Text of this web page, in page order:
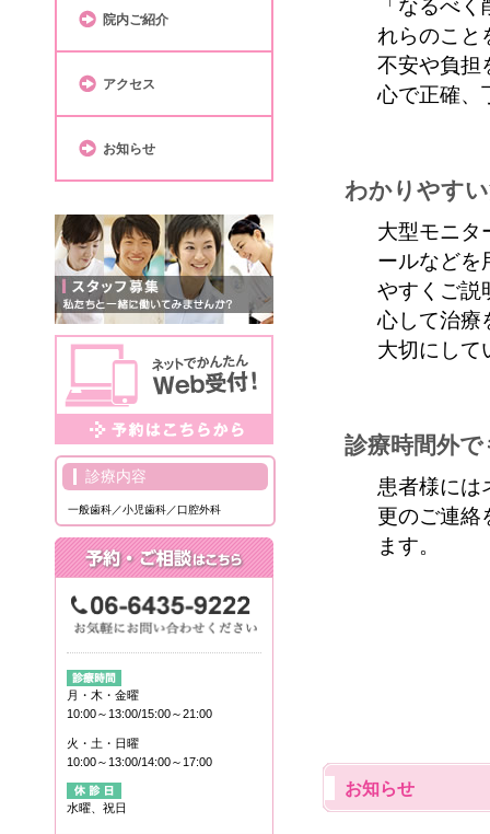
「なるべ
れらのこと
不安や負担
心で正確、
わかりやす
大型モニタ
ールなどを
やすくご説
心して治療
大切にして
診療時間外
患者様には
更のご連絡
ます。
お知らせ
院内ご紹介
アクセス
お知らせ
診療内容
一般歯科／小児歯科／口腔外科
月・木・金曜
10:00～13:00/15:00～21:00
火・土・日曜
10:00～13:00/14:00～17:00
水曜、祝日